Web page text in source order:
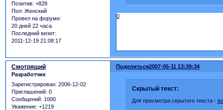
Позитив: +828
Пол: Женский
Провел на форуме:
20 дней 22 часа
Последний визит:
2011-12-19 21:08:17
0
Поделиться2007-05-11 13:39:34
Смотрящий
Разработчик
Зарегистрирован: 2006-12-02
Приглашений: 0
Сообщений: 1000
Уважение: +1219
Скрытый текст:
Для просмотра скрытого текста -